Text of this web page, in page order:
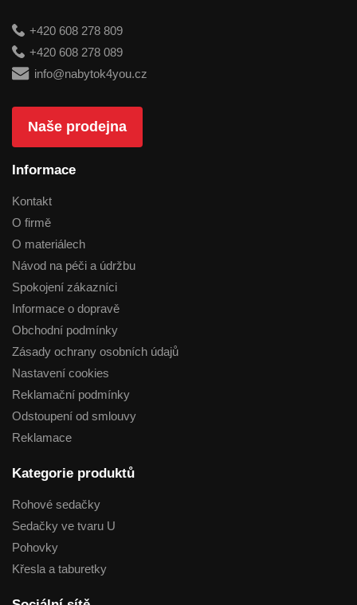
+420 608 278 809
+420 608 278 089
info@nabytok4you.cz
Naše prodejna
Informace
Kontakt
O firmě
O materiálech
Návod na péči a údržbu
Spokojení zákazníci
Informace o dopravě
Obchodní podmínky
Zásady ochrany osobních údajů
Nastavení cookies
Reklamační podmínky
Odstoupení od smlouvy
Reklamace
Kategorie produktů
Rohové sedačky
Sedačky ve tvaru U
Pohovky
Křesla a taburetky